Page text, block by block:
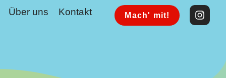
Über uns Kontakt Mach' mit!